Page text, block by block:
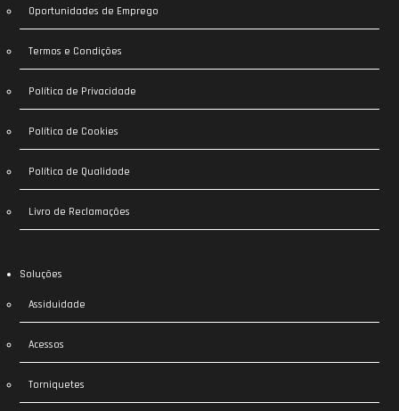
Oportunidades de Emprego
Termos e Condições
Política de Privacidade
Política de Cookies
Política de Qualidade
Livro de Reclamações
Soluções
Assiduidade
Acessos
Torniquetes